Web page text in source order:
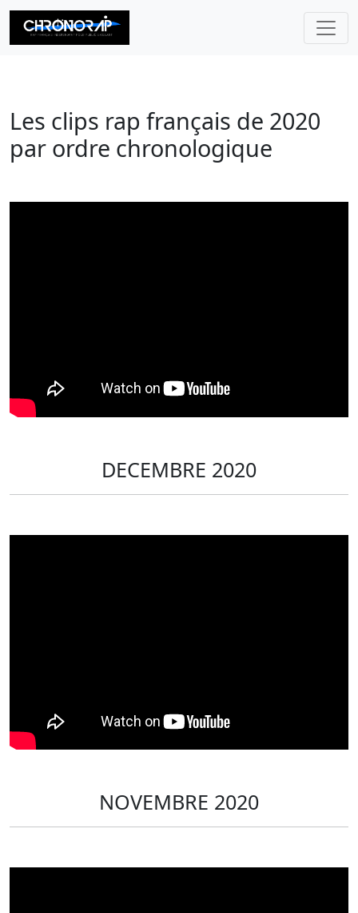
CHRONORAP
Les clips rap français de 2020
par ordre chronologique
DECEMBRE 2020
NOVEMBRE 2020